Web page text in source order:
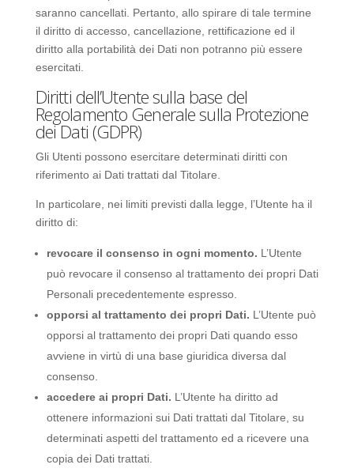
saranno cancellati. Pertanto, allo spirare di tale termine
il diritto di accesso, cancellazione, rettificazione ed il
diritto alla portabilità dei Dati non potranno più essere
esercitati.
Diritti dell’Utente sulla base del
Regolamento Generale sulla Protezione
dei Dati (GDPR)
Gli Utenti possono esercitare determinati diritti con
riferimento ai Dati trattati dal Titolare.
In particolare, nei limiti previsti dalla legge, l’Utente ha il
diritto di:
revocare il consenso in ogni momento. L’Utente
può revocare il consenso al trattamento dei propri Dati
Personali precedentemente espresso.
opporsi al trattamento dei propri Dati. L’Utente può
opporsi al trattamento dei propri Dati quando esso
avviene in virtù di una base giuridica diversa dal
consenso.
accedere ai propri Dati. L’Utente ha diritto ad
ottenere informazioni sui Dati trattati dal Titolare, su
determinati aspetti del trattamento ed a ricevere una
copia dei Dati trattati.